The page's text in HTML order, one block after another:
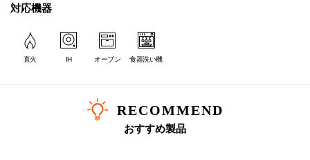
Every menu
いろんな料理を
日本人の食生活に欠かせない炊飯や煮物に最もふさわしいかたちを徹底
対応機器
直火 IH オーブン 食器洗い機
RECOMMEND
おすすめ製品